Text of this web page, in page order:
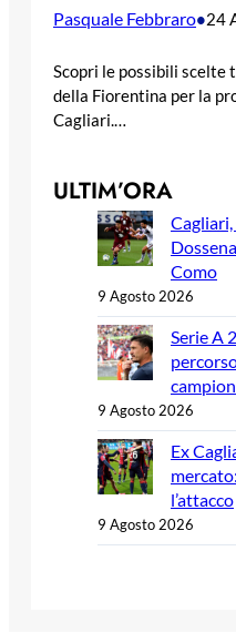
Pasquale Febbraro•24
Scopri le possibili scelte
della Fiorentina per la
Cagliari.…
ULTIM’ORA
Como
9 Agosto 2026
Serie A
9 Agosto 2026
Ex
l’attacco
9 Agosto 2026